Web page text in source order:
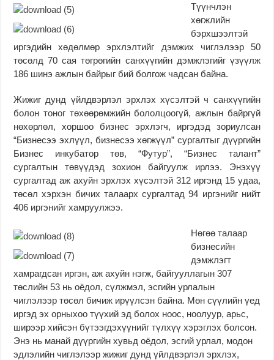
Түүнчлэн
хөгжлийн
бэрхшээлтэй
иргэдийн хөдөлмөр эрхлэлтийг дэмжих чиглэлээр 50
төсөлд 70 сая төгрөгийн санхүүгийн дэмжлэгийг үзүүлж
186 шинэ ажлын байрыг бий болгож чадсан байна.
Жижиг дунд үйлдвэрлэл эрхлэх хүсэлтэй ч санхүүгийн
болон тоног төхөөрөмжийн бололцоогүй, ажлын байргүй
нөхөрлөл, хоршоо бизнес эрхлэгч, иргэдэд зориулсан
“Бизнесээ эхлүүл, бизнесээ хөгжүүл” сургалтыг дүүргийн
Бизнес инкубатор төв, “Футур”, “Бизнес талант”
сургалтын төвүүдэд зохион байгуулж ирлээ. Энэхүү
сургалтад аж ахуйн эрхлэх хүсэлтэй 312 иргэнд 15 удаа,
төсөл хэрхэн бичих талаарх сургалтад 94 иргэнийг нийт
406 иргэнийг хамруулжээ.
Нөгөө талаар
бизнесийн
дэмжлэгт
хамрагдсан иргэн, аж ахуйн нэгж, байгууллагын 307
төслийн 53 нь оёдол, сүлжмэл, эсгийн урлалын
чиглэлээр төсөл бичиж ирүүлсэн байна. Мөн сүүлийн үед
иргэд эх орныхоо түүхий эд болох ноос, ноолуур, арьс,
ширээр хийсэн бүтээгдэхүүнийг түлхүү хэрэглэх болсон.
Энэ нь манай дүүргийн хувьд оёдол, эсгий урлал, модон
эдлэлийн чиглэлээр жижиг дунд үйлдвэрлэл эрхлэх,